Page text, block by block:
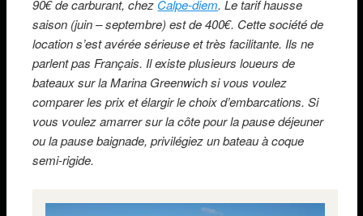
90€ de carburant, chez Calpe-diem. Le tarif hausse
saison (juin – septembre) est de 400€. Cette société de
location s’est avérée sérieuse et très facilitante. Ils ne
parlent pas Français. Il existe plusieurs loueurs de
bateaux sur la Marina Greenwich si vous voulez
comparer les prix et élargir le choix d’embarcations. Si
vous voulez amarrer sur la côte pour la pause déjeuner
ou la pause baignade, privilégiez un bateau à coque
semi-rigide.